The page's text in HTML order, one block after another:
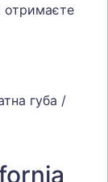
отримаєте
губа /